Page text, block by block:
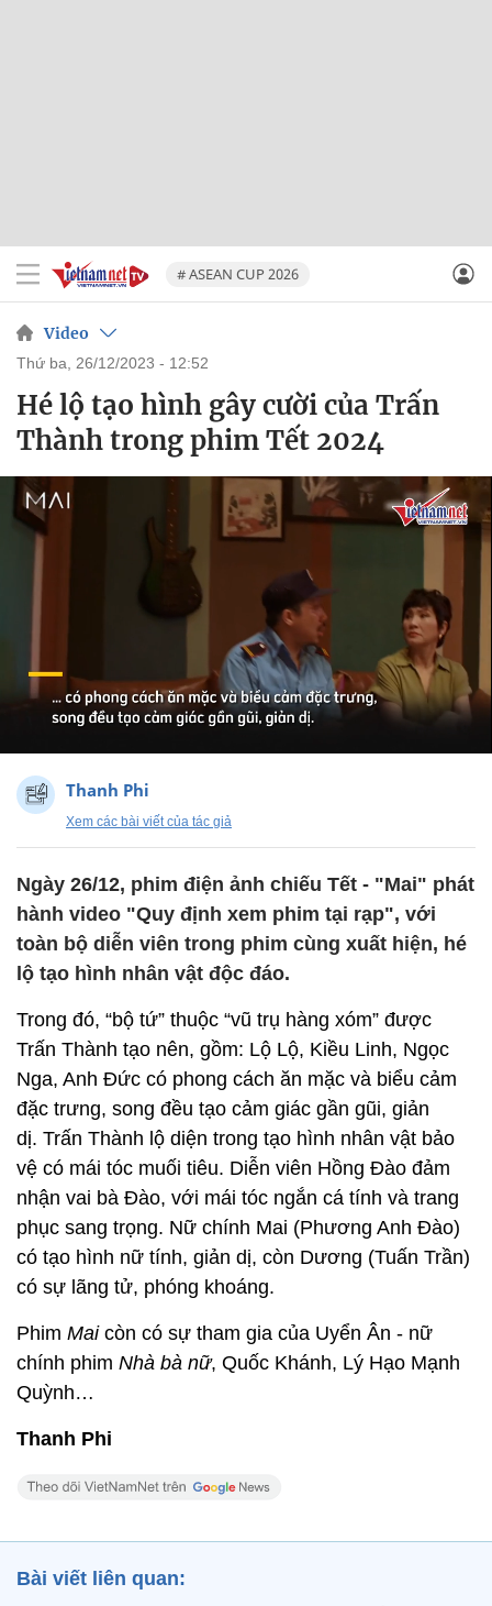
# ASEAN CUP 2026
Video
thứ ba, 26/12/2023 - 12:52
Hé lộ tạo hình gây cười của Trấn
Thành trong phim Tết 2024
Thanh Phi
Xem các bài viết của tác giả
Ngày 26/12, phim điện ảnh chiếu Tết - "Mai" phát
hành video "Quy định xem phim tại rạp", với
toàn bộ diễn viên trong phim cùng xuất hiện, hé
lộ tạo hình nhân vật độc đáo.
Trong đó, “bộ tứ” thuộc “vũ trụ hàng xóm” được
Trấn Thành tạo nên, gồm: Lộ Lộ, Kiều Linh, Ngọc
Nga, Anh Đức có phong cách ăn mặc và biểu cảm
đặc trưng, song đều tạo cảm giác gần gũi, giản
dị. Trấn Thành lộ diện trong tạo hình nhân vật bảo
vệ có mái tóc muối tiêu. Diễn viên Hồng Đào đảm
nhận vai bà Đào, với mái tóc ngắn cá tính và trang
phục sang trọng. Nữ chính Mai (Phương Anh Đào)
có tạo hình nữ tính, giản dị, còn Dương (Tuấn Trần)
có sự lãng tử, phóng khoáng.
Phim Maicòn có sự tham gia của Uyển Ân - nữ
chính phim Nhà bà nữ, Quốc Khánh, Lý Hạo Mạnh
Quỳnh…
Thanh Phi
Bài viết liên quan: